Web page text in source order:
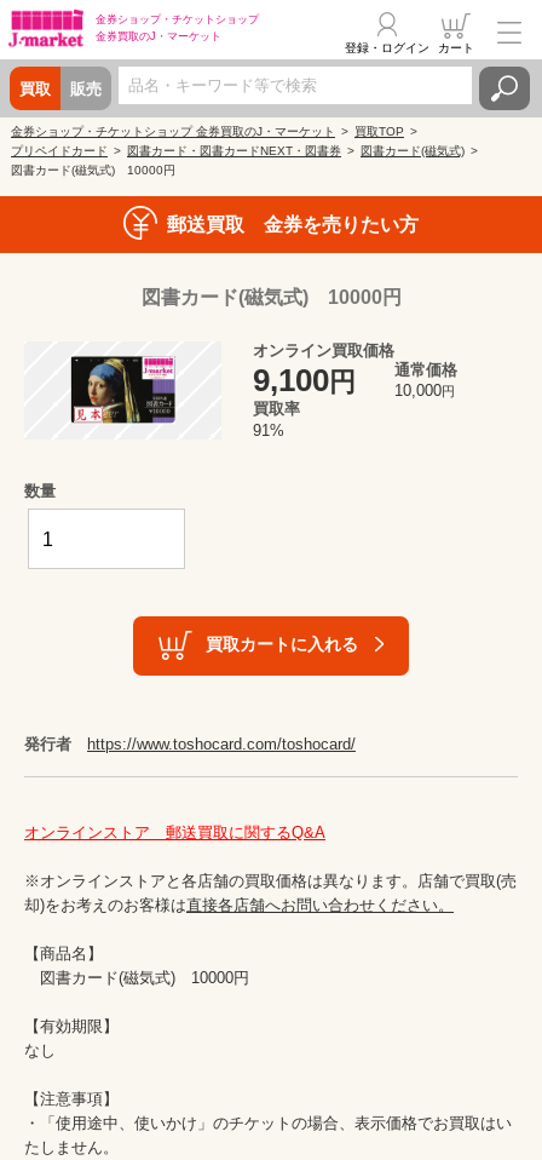
金券ショップ・ チケットショップ
金券買取のJ・マーケット
買取 販売
登録・ログイン カート
金券ショップ・チケットショップ 金券買取のJ・マーケット
買取TOP
プリペイドカード
図書カード・図書カードNEXT・図書券
図書カード(磁気式)
図書カード(磁気式) 10000円
郵送買取 金券を売りたい方
図書カード(磁気式) 10000円
オンライン買取価格
9,100円
通常価格
10,000円
買取率
91%
数量
買取カートに入れる
発行者 https://www.toshocard.com/toshocard/
オンラインストア　郵送買取に関するQ&A
※オンラインストアと各店舗の買取価格は異なります。店舗で買取(売
却)をお考えのお客様は直接各店舗へお問い合わせください。
【商品名】
図書カード(磁気式)　10000円
【有効期限】
なし
【注意事項】
・「使用途中、使いかけ」のチケットの場合、表示価格でお買取はい
たしません。